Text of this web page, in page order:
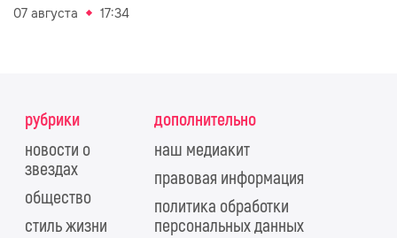
07 августа 17:34
рубрики
новости о
звездах
общество
стиль жизни
дополнительно
наш медиакит
правовая информация
политика обработки
персональных данных